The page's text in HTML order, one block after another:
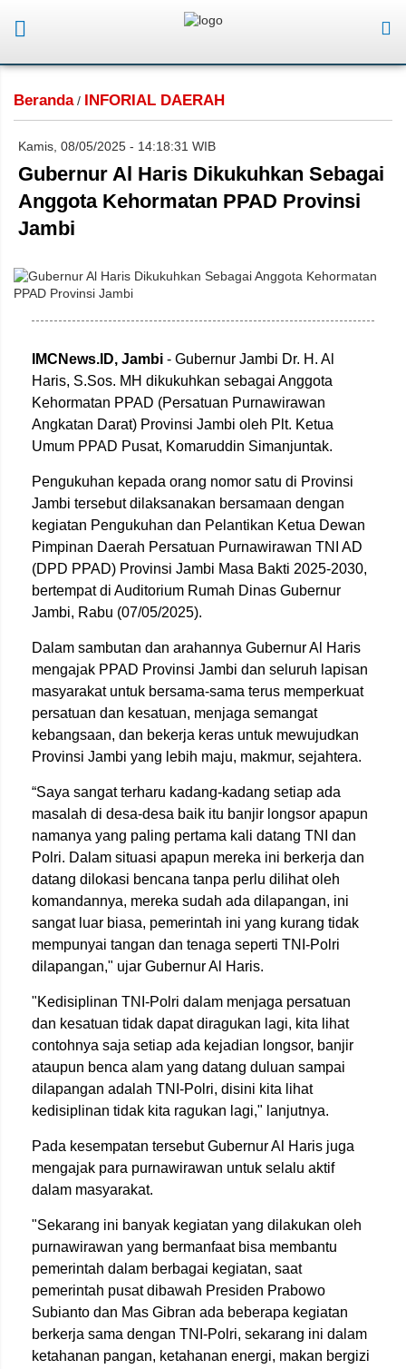
Beranda/ INFORIAL DAERAH
Kamis, 08/05/2025 - 14:18:31 WIB
Gubernur Al Haris Dikukuhkan Sebagai
Anggota Kehormatan PPAD Provinsi
Jambi
IMCNews.ID, Jambi - Gubernur Jambi Dr. H. Al
Haris, S.Sos. MH dikukuhkan sebagai Anggota
Kehormatan PPAD (Persatuan Purnawirawan
Angkatan Darat) Provinsi Jambi oleh Plt. Ketua
Umum PPAD Pusat, Komaruddin Simanjuntak.
Pengukuhan kepada orang nomor satu di Provinsi
Jambi tersebut dilaksanakan bersamaan dengan
kegiatan Pengukuhan dan Pelantikan Ketua Dewan
Pimpinan Daerah Persatuan Purnawirawan TNI AD
(DPD PPAD) Provinsi Jambi Masa Bakti 2025-2030,
bertempat di Auditorium Rumah Dinas Gubernur
Jambi, Rabu (07/05/2025).
Dalam sambutan dan arahannya Gubernur Al Haris
mengajak PPAD Provinsi Jambi dan seluruh lapisan
masyarakat untuk bersama-sama terus memperkuat
persatuan dan kesatuan, menjaga semangat
kebangsaan, dan bekerja keras untuk mewujudkan
Provinsi Jambi yang lebih maju, makmur, sejahtera.
“Saya sangat terharu kadang-kadang setiap ada
masalah di desa-desa baik itu banjir longsor apapun
namanya yang paling pertama kali datang TNI dan
Polri. Dalam situasi apapun mereka ini berkerja dan
datang dilokasi bencana tanpa perlu dilihat oleh
komandannya, mereka sudah ada dilapangan, ini
sangat luar biasa, pemerintah ini yang kurang tidak
mempunyai tangan dan tenaga seperti TNI-Polri
dilapangan," ujar Gubernur Al Haris.
"Kedisiplinan TNI-Polri dalam menjaga persatuan
dan kesatuan tidak dapat diragukan lagi, kita lihat
contohnya saja setiap ada kejadian longsor, banjir
ataupun benca alam yang datang duluan sampai
dilapangan adalah TNI-Polri, disini kita lihat
kedisiplinan tidak kita ragukan lagi," lanjutnya.
Pada kesempatan tersebut Gubernur Al Haris juga
mengajak para purnawirawan untuk selalu aktif
dalam masyarakat.
"Sekarang ini banyak kegiatan yang dilakukan oleh
purnawirawan yang bermanfaat bisa membantu
pemerintah dalam berbagai kegiatan, saat
pemerintah pusat dibawah Presiden Prabowo
Subianto dan Mas Gibran ada beberapa kegiatan
berkerja sama dengan TNI-Polri, sekarang ini dalam
ketahanan pangan, ketahanan energi, makan bergizi